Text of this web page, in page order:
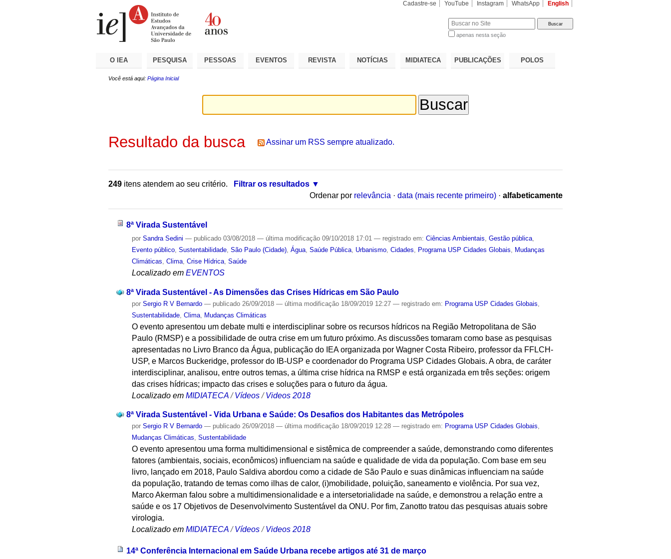
Cadastre-se YouTube Instagram WhatsApp English
apenas nesta seção
O IEA PESQUISA PESSOAS EVENTOS REVISTA NOTÍCIAS MIDIATECA PUBLICAÇÕES POLOS
Você está aqui: Página Inicial
Resultado da busca Assinar um RSS sempre atualizado.
249 itens atendem ao seu critério.
Filtrar os resultados
Ordenar por relevância · data (mais recente primeiro) · alfabeticamente
8ª Virada Sustentável
porSandra Sedini — publicado 03/08/2018— última modificação 09/10/2018 17:01— registrado em:Ciências Ambientais ,Gestão pública
Evento público ,Sustentabilidade ,São Paulo (Cidade) ,Água ,Saúde Pública Urbanismo ,Cidades Programa USP Cidades Globais
Mudanças
Climáticas ,Clima ,Crise Hídrica ,Saúde
Localizado em EVENTOS
8ª Virada Sustentável - As Dimensões das Crises Hídricas em São Paulo
porSergio R V Bernardo — publicado 26/09/2018— última modificação 18/09/2019 12:27— registrado em: Programa USP Cidades Globais
Sustentabilidade ,Clima Mudanças Climáticas
O evento apresentou um debate multi e interdisciplinar sobre os recursos hídricos na Região Metropolitana de São
Paulo (RMSP) e a possibilidade de outra crise em um futuro próximo. As discussões tomaram como base as pesquisas
apresentadas no Livro Branco da Água, publicação do IEA organizada por Wagner Costa Ribeiro, professor da FFLCH-
USP, e Marcos Buckeridge, professor do IB-USP e coordenador do Programa USP Cidades Globais. A obra, de caráter
interdisciplinar, analisou, entre outros temas, a última crise hídrica na RMSP e está organizada em três seções: origem
das crises hídricas; impacto das crises e soluções para o futuro da água.
Localizado em MIDIATECA /Vídeos /Videos 2018
8ª Virada Sustentável - Vida Urbana e Saúde: Os Desafios dos Habitantes das Metrópoles
porSergio R V Bernardo — publicado 26/09/2018— última modificação 18/09/2019 12:28— registrado em: Programa USP Cidades Globais,
Mudanças Climáticas,Sustentabilidade
O evento apresentou uma forma multidimensional e sistêmica de compreender a saúde, demonstrando como diferentes
fatores (ambientais, sociais, econômicos) influenciam na saúde e qualidade de vida da população. Com base em seu
livro, lançado em 2018, Paulo Saldiva abordou como a cidade de São Paulo e suas dinâmicas influenciam na saúde
da população, tratando de temas como ilhas de calor, (i)mobilidade, poluição, saneamento e violência. Por sua vez,
Marco Akerman falou sobre a multidimensionalidade e a intersetorialidade na saúde, e demonstrou a relação entre a
saúde e os 17 Objetivos de Desenvolvimento Sustentável da ONU. Por fim, Zanotto tratou das pesquisas atuais sobre
virologia.
Localizado em MIDIATECA /Vídeos /Videos 2018
14ª Conferência Internacional em Saúde Urbana recebe artigos até 31 de março